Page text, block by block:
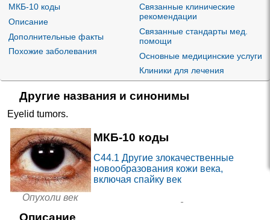
КБ РЖД-Медицина им.
Н.А. Семашко в Киевском
Новая Москва, пос. Киевский, д.
+7(495..показать
от 910₽
Поликлиника.ру в 1-м
Смоленском переулке
Москва, 1-й Смоленский пер., д.
+7(495..показать
Запись
Поликлиника.ру в
Столярном переулке
Москва, Столярный пер., д. 7,
+7(495..показать
Поликлиника.ру на
Дорожной
Москва, ул. Дорожная, д. 32,
корп. 1
Поликлиника.ру на
Таганской
Москва, ул. Таганская, д. 32/1,
стр. 17
+7(495 ..показать
от 1565₽
Поликлиника.ру на Новой
МКБ-10 коды
Описание
Дополнительные факты
Похожие заболевания
Связанные клинические
рекомендации
Связанные стандарты мед.
помощи
Основные медицинские услуги
Клиники для лечения
Другие названия и синонимы
Eyelid tumors.
Опухоли век
МКБ-10 коды
C44.1 Другие злокачественные
новообразования кожи века,
включая спайку век